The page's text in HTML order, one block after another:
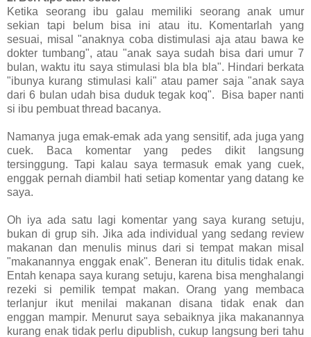
Ketika seorang ibu galau memiliki seorang anak umur
sekian tapi belum bisa ini atau itu. Komentarlah yang
sesuai, misal "anaknya coba distimulasi aja atau bawa ke
dokter tumbang", atau "anak saya sudah bisa dari umur 7
bulan, waktu itu saya stimulasi bla bla bla". Hindari berkata
"ibunya kurang stimulasi kali" atau pamer saja "anak saya
dari 6 bulan udah bisa duduk tegak koq". Bisa baper nanti
si ibu pembuat thread bacanya.
Namanya juga emak-emak ada yang sensitif, ada juga yang
cuek. Baca komentar yang pedes dikit langsung
tersinggung. Tapi kalau saya termasuk emak yang cuek,
enggak pernah diambil hati setiap komentar yang datang ke
saya.
Oh iya ada satu lagi komentar yang saya kurang setuju,
bukan di grup sih. Jika ada individual yang sedang review
makanan dan menulis minus dari si tempat makan misal
"makanannya enggak enak". Beneran itu ditulis tidak enak.
Entah kenapa saya kurang setuju, karena bisa menghalangi
rezeki si pemilik tempat makan. Orang yang membaca
terlanjur ikut menilai makanan disana tidak enak dan
enggan mampir. Menurut saya sebaiknya jika makanannya
kurang enak tidak perlu dipublish, cukup langsung beri tahu